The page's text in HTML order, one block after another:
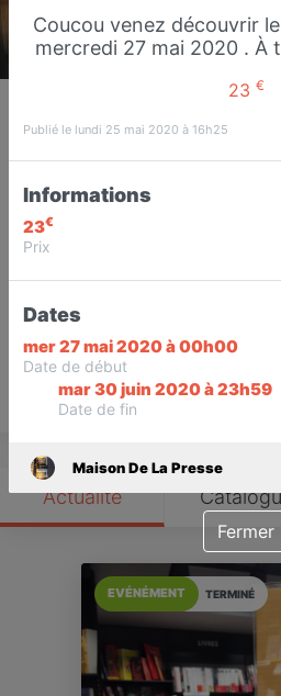
Maison De
Presse Librairie
Ouvre demain dès 07:30
Actualité
TERMINÉ
EVÉNÉMENT
Coucou venez découvrir
mercredi 27 mai 2020 . À
23 €
Publié le lundi 25 mai 2020 à 16h25
Informations
23€
Prix
Dates
mer 27 mai 2020 à 00h00
Date de début
mar 30 juin 2020 à 23h59
Date de fin
Maison De La Presse
Fermer